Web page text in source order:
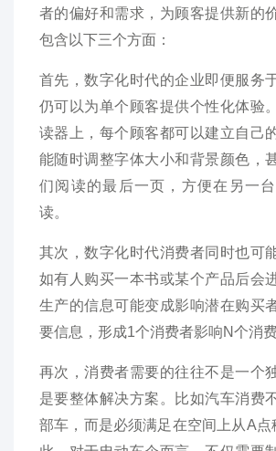
者的偏好和需求，为顾客提供新的
包含以下三个方面：
首先，数字化时代的企业即便服务
仍可以为单个顾客提供个性化体验
读器上，每个顾客都可以建立自己
能随时调整字体大小和背景颜色，
们阅读的最后一页，方便在另一
读。
其次，数字化时代消费者同时也可
如有人购买一本书或某个产品后会
生产的信息可能变成影响潜在购买
要信息，形成1个消费者影响N个消费
再次，消费者需要的往往不是一个
是要整体解决方案。比如汽车消费
部车，而是必须满足在空间上从A点